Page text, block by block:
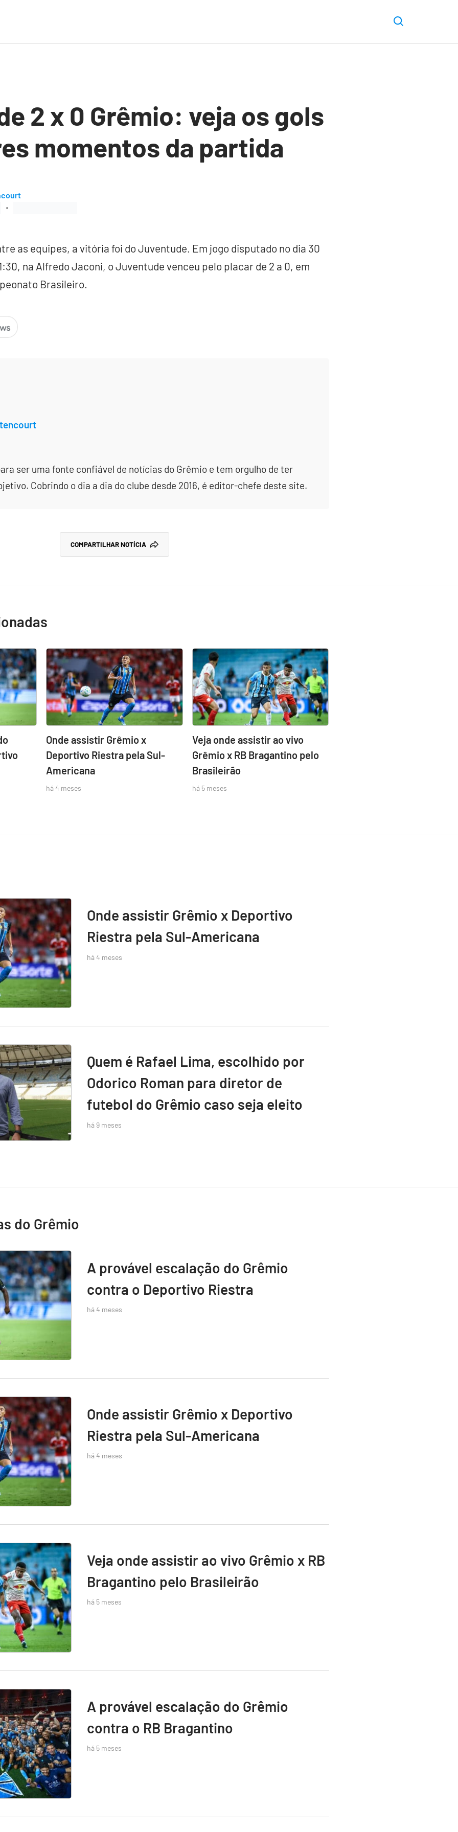
2 x 0 Grêmio: veja os gols
momentos da partida
as equipes, a vitória foi do Juventude. Em jogo disputado no dia 30
na Alfredo Jaconi, o Juventude venceu pelo placar de 2 a 0, em
Brasileiro.
ser uma fonte confiável de notícias do Grêmio e tem orgulho de ter
Cobrindo o dia a dia do clube desde 2016, é editor-chefe deste site.
COMPARTILHAR NOTÍCIA
Onde assistir Grêmio x
Deportivo Riestra pela Sul-
Americana
há 4 meses
Veja onde assistir ao vivo
Grêmio x RB Bragantino pelo
Brasileirão
há 5 meses
Onde assistir Grêmio x Deportivo
Riestra pela Sul-Americana
há 4 meses
Quem é Rafael Lima, escolhido por
Odorico Roman para diretor de
futebol do Grêmio caso seja eleito
há 9 meses
do Grêmio
A provável escalação do Grêmio
contra o Deportivo Riestra
há 4 meses
Onde assistir Grêmio x Deportivo
Riestra pela Sul-Americana
há 4 meses
Veja onde assistir ao vivo Grêmio x RB
Bragantino pelo Brasileirão
há 5 meses
A provável escalação do Grêmio
contra o RB Bragantino
há 5 meses